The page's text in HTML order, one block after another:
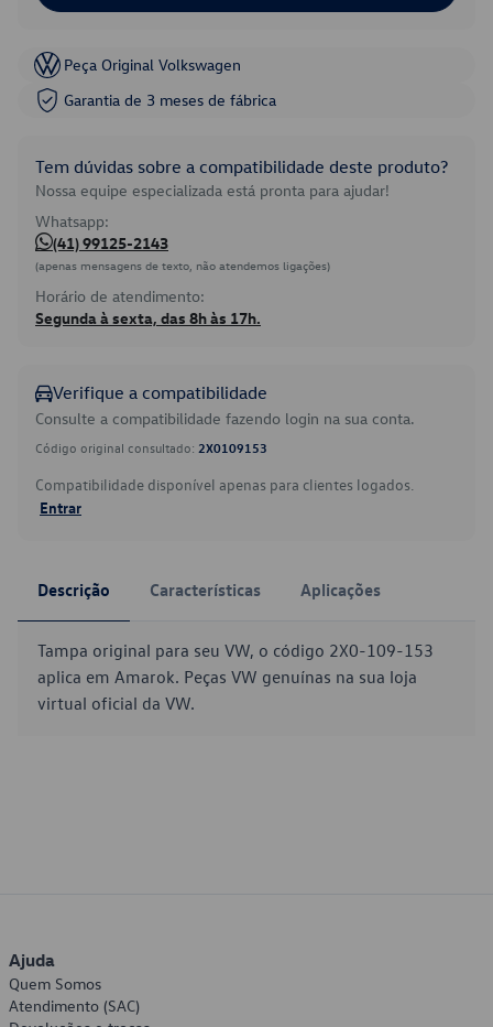
Peça Original Volkswagen
Garantia de 3 meses de fábrica
Tem dúvidas sobre a compatibilidade deste produto?
Nossa equipe especializada está pronta para ajudar!
Whatsapp:
(41) 99125-2143
(apenas mensagens de texto, não atendemos ligações)
Horário de atendimento:
Segunda à sexta, das 8h às 17h.
Verifique a compatibilidade
Consulte a compatibilidade fazendo login na sua conta.
Código original consultado: 2X0109153
Compatibilidade disponível apenas para clientes logados.
Entrar
Descrição Características Aplicações
Tampa original para seu VW, o código 2X0-109-153
aplica em Amarok. Peças VW genuínas na sua loja
virtual oficial da VW.
Ajuda
Quem Somos
Atendimento (SAC)